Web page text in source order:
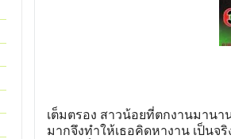
เต็มตรอง สาวน้อยที่ตกงานมาน
มากจึงทำให้เธอคิดหางาน เป็นจ